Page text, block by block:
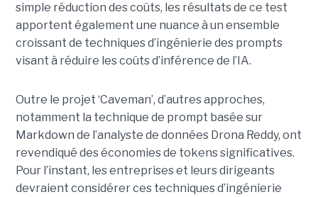
simple réduction des coûts, les résultats de ce test
apportent également une nuance à un ensemble
croissant de techniques d’ingénierie des prompts
visant à réduire les coûts d’inférence de l’IA.
Outre le projet ‘Caveman’, d’autres approches,
notamment la technique de prompt basée sur
Markdown de l’analyste de données Drona Reddy, ont
revendiqué des économies de tokens significatives.
Pour l’instant, les entreprises et leurs dirigeants
devraient considérer ces techniques d’ingénierie